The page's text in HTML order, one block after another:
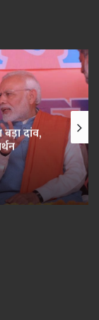
दांव,